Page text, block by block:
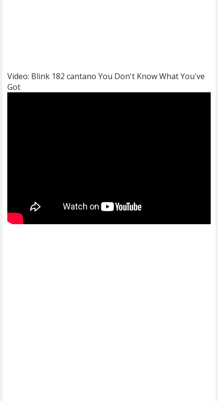
Video: Blink 182 cantano You Don't Know What You've
Got